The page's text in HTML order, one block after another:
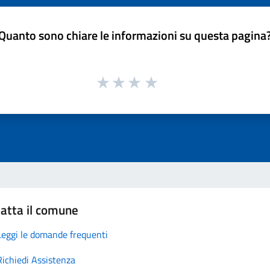
sono chiare le informazioni su questa
il comune
le domande frequenti
Assistenza